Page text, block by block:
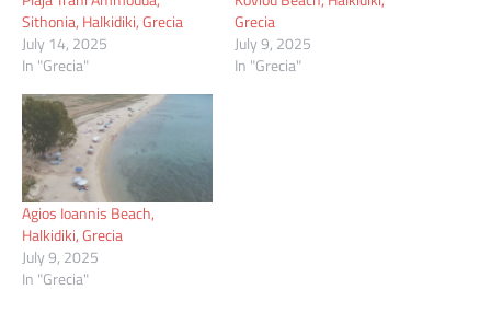
Sithonia, Halkidiki, Grecia
July 14, 2025
In "Grecia"
Grecia
July 9, 2025
In "Grecia"
Agios Ioannis Beach,
Halkidiki, Grecia
July 9, 2025
In "Grecia"